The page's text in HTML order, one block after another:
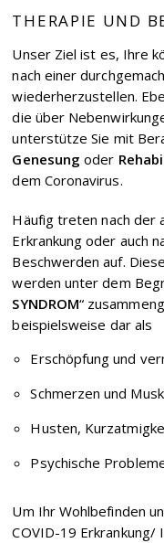
THERAPIE UND
Unser Ziel ist es, Ihre
nach einer
wiederherzustellen.
die über
unterstütze Sie mit
Genesung oder
dem Coronavirus.
Häufig treten nach der
Erkrankung oder auch
Beschwerden auf.
werden unter dem
SYNDROM“
beispielsweise dar als
Erschöpfung und
Schmerzen und
Husten,
Psychische
Um Ihr Wohlbefinden
COVID-19